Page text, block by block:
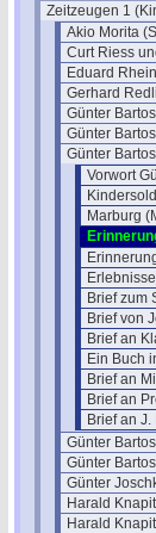
Zeitzeugen 1
Akio Morita
Curt Riess
Eduard Rhein
Gerhard
Günter
Günter
Günter
Vorwort
Marburg
Brief zum
Brief von
Brief an
Ein Buch
Brief an
Brief an
Brief an
Günter
Günter
Günter
Harald
Harald